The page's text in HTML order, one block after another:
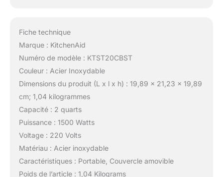
Fiche technique
Marque : KitchenAid
Numéro de modèle : KTST20CBST
Couleur : Acier Inoxydable
Dimensions du produit (L x l x h) : 19,89 x 21,23 x 19,89
cm; 1,04 kilogrammes
Capacité : 2 quarts
Puissance : 1500 Watts
Voltage : 220 Volts
Matériau : Acier inoxydable
Caractéristiques : Portable, Couvercle amovible
Poids de l’article : 1,04 Kilograms